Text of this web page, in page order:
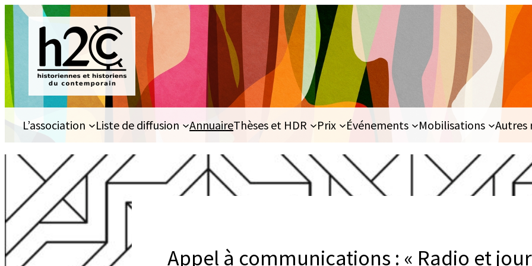
Aller
au
contenu
L’association Liste de diffusion AnnuaireThèses et HDR Prix Événements Mobilisations Autres
Appel à communications : « Radio et